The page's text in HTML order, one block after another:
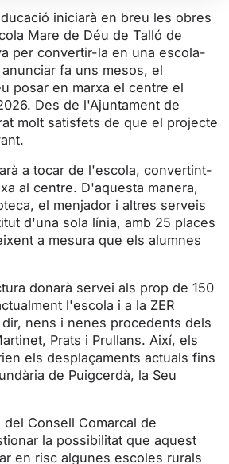
u
t
e
t
t
n
g
s
P
e
l
s
r
e
iniciarà en breu les obres
Mare de Déu de Talló de
per convertir-la en una escola-
fa uns mesos, el
posar en marxa el centre el
Des de l'Ajuntament de
molt satisfets de que el projecte
a tocar de l'escola, convertint-
al centre. D'aquesta manera,
el menjador i altres serveis
d'una sola línia, amb 25 places
a mesura que els alumnes
donarà servei als prop de 150
l'escola i a la ZER
nens i nenes procedents dels
Prats i Prullans. Així, els
els desplaçaments actuals fins
de Puigcerdà, la Seu
Consell Comarcal de
la possibilitat que aquest
en risc algunes escoles rurals